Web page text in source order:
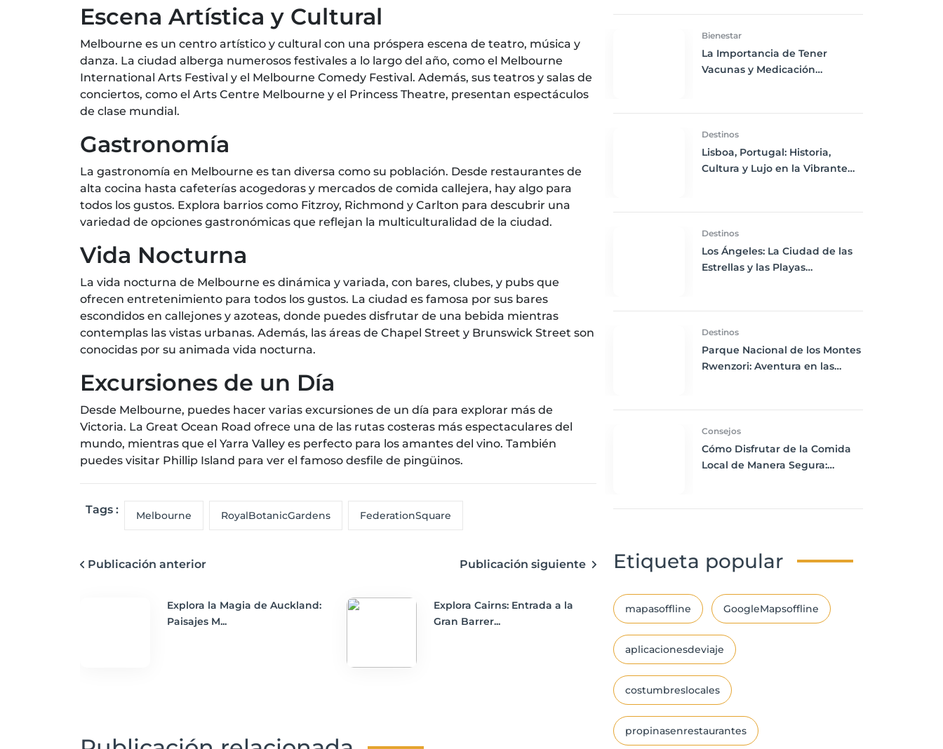
Escena Artística y Cultural
Melbourne es un centro artístico y cultural con una próspera escena de teatro, música y
danza. La ciudad alberga numerosos festivales a lo largo del año, como el Melbourne
International Arts Festival y el Melbourne Comedy Festival. Además, sus teatros y salas de
conciertos, como el Arts Centre Melbourne y el Princess Theatre, presentan espectáculos
de clase mundial.
Gastronomía
La gastronomía en Melbourne es tan diversa como su población. Desde restaurantes de
alta cocina hasta cafeterías acogedoras y mercados de comida callejera, hay algo para
todos los gustos. Explora barrios como Fitzroy, Richmond y Carlton para descubrir una
variedad de opciones gastronómicas que reflejan la multiculturalidad de la ciudad.
Vida Nocturna
La vida nocturna de Melbourne es dinámica y variada, con bares, clubes, y pubs que
ofrecen entretenimiento para todos los gustos. La ciudad es famosa por sus bares
escondidos en callejones y azoteas, donde puedes disfrutar de una bebida mientras
contemplas las vistas urbanas. Además, las áreas de Chapel Street y Brunswick Street son
conocidas por su animada vida nocturna.
Excursiones de un Día
Desde Melbourne, puedes hacer varias excursiones de un día para explorar más de
Victoria. La Great Ocean Road ofrece una de las rutas costeras más espectaculares del
mundo, mientras que el Yarra Valley es perfecto para los amantes del vino. También
puedes visitar Phillip Island para ver el famoso desfile de pingüinos.
Tags : Melbourne RoyalBotanicGardens FederationSquare
Publicación anterior Publicación siguiente
Explora la Magia de Auckland:
Paisajes M...
Explora Cairns: Entrada a la
Gran Barrer...
Bienestar
La Importancia de Tener
Vacunas y Medicación
Destinos
Lisboa, Portugal: Historia,
Cultura y Lujo en la Vibrante
Destinos
Los Ángeles: La Ciudad de las
Estrellas y las Playas
Destinos
Parque Nacional de los Montes
Rwenzori: Aventura en las
Consejos
Cómo Disfrutar de la Comida
Local de Manera Segura:
Etiqueta popular
mapasoffline GoogleMapsoffline
aplicacionesdeviaje
costumbreslocales
propinasenrestaurantes